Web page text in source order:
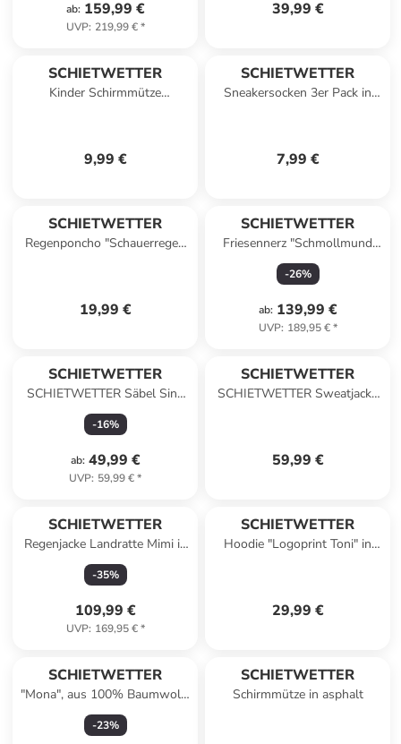
ab: 159,99 €
UVP: 219,99 €*
39,99 €
SCHIETWETTER
Kinder Schirmmütze
9,99 €
SCHIETWETTER
Sneakersocken 3er Pack in
7,99 €
SCHIETWETTER
Regenponcho "Schauerregen
19,99 €
SCHIETWETTER
Friesennerz "Schmollmund
Skadi" in navy
-26%
ab: 139,99 €
UVP: 189,95 €*
SCHIETWETTER
SCHIETWETTER Säbel Sina
Fleecehoody 230gr. in navy
-16%
ab: 49,99 €
UVP: 59,99 €*
SCHIETWETTER
SCHIETWETTER Sweatjacke
59,99 €
SCHIETWETTER
Regenjacke Landratte Mimi in
red
-35%
109,99 €
UVP: 169,95 €*
SCHIETWETTER
Hoodie "Logoprint Toni" in
29,99 €
SCHIETWETTER
"Mona", aus 100% Baumwolle
in navy/pink
-23%
SCHIETWETTER
Schirmmütze in asphalt